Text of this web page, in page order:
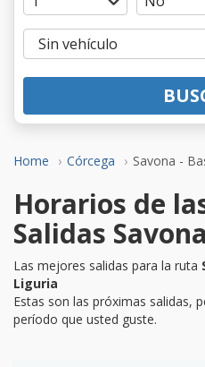
Home Córcega Savona -
Horarios de
Salidas
Las mejores salidas para la ruta
Liguria
Estas son las próximas salidas,
período que usted guste.